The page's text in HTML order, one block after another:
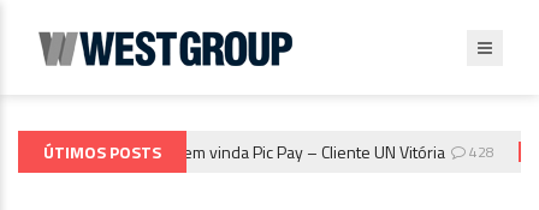
ÚTIMOS POSTS
MARKETING Seja bem vinda Pic Pay – Cliente UN Vitória 428